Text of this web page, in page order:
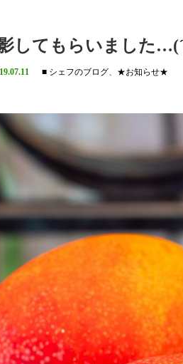
してもらいました
■ シェフのブログ、 ★お知らせ★